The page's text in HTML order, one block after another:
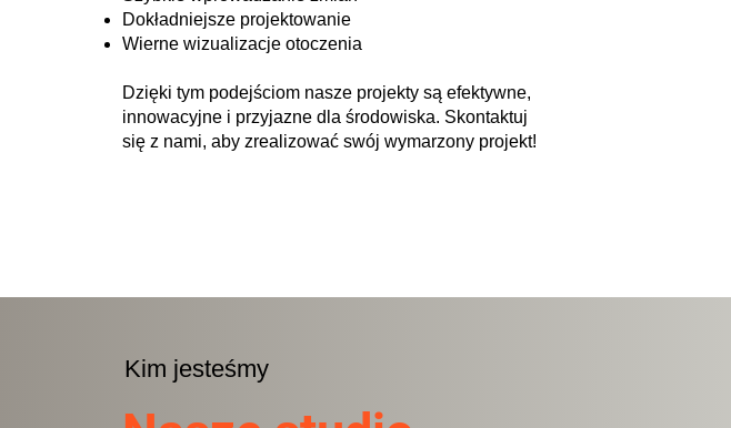
Dokładniejsze projektowanie
Wierne wizualizacje otoczenia
Dzięki tym podejściom nasze projekty są efektywne,
innowacyjne i przyjazne dla środowiska. Skontaktuj
się z nami, aby zrealizować swój wymarzony projekt!
Kim jesteśmy